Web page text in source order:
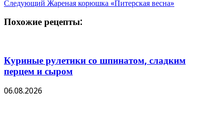
Следующий Жареная корюшка «Питерская весна»
Похожие рецепты:
Куриные рулетики со шпинатом, сладким
перцем и сыром
06.08.2026